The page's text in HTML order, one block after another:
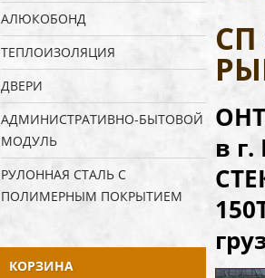
АЛЮКОБОНД
ТЕПЛОИЗОЛЯЦИЯ
ДВЕРИ
АДМИНИСТРАТИВНО-БЫТОВОЙ
МОДУЛЬ
РУЛОННАЯ СТАЛЬ С
ПОЛИМЕРНЫМ ПОКРЫТИЕМ
КОРЗИНА
СП
в